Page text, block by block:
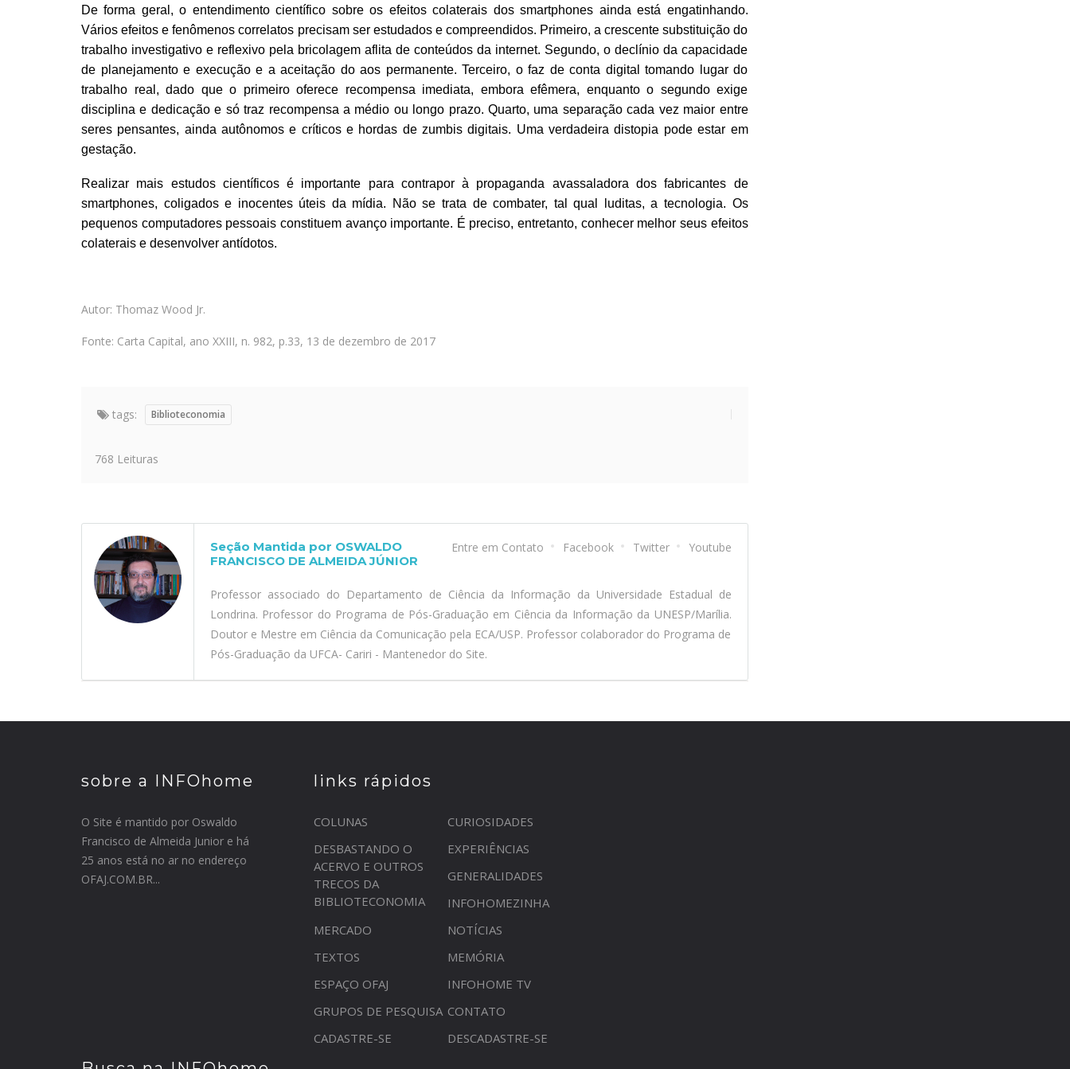
De forma geral, o entendimento científico sobre os efeitos colaterais dos smartphones ainda está engatinhando.
Vários efeitos e fenômenos correlatos precisam ser estudados e compreendidos. Primeiro, a crescente substituição do
trabalho investigativo e reflexivo pela bricolagem aflita de conteúdos da internet. Segundo, o declínio da capacidade
de planejamento e execução e a aceitação do aos permanente. Terceiro, o faz de conta digital tomando lugar do
trabalho real, dado que o primeiro oferece recompensa imediata, embora efêmera, enquanto o segundo exige
disciplina e dedicação e só traz recompensa a médio ou longo prazo. Quarto, uma separação cada vez maior entre
seres pensantes, ainda autônomos e críticos e hordas de zumbis digitais. Uma verdadeira distopia pode estar em
gestação.
Realizar mais estudos científicos é importante para contrapor à propaganda avassaladora dos fabricantes de
smartphones, coligados e inocentes úteis da mídia. Não se trata de combater, tal qual luditas, a tecnologia. Os
pequenos computadores pessoais constituem avanço importante. É preciso, entretanto, conhecer melhor seus efeitos
colaterais e desenvolver antídotos.
Autor: Thomaz Wood Jr.
Fonte: Carta Capital, ano XXIII, n. 982, p.33, 13 de dezembro de 2017
tags: Biblioteconomia
768 Leituras
Entre em Contato Facebook Twitter Youtube
Seção Mantida por OSWALDO
FRANCISCO DE ALMEIDA JÚNIOR
Professor associado do Departamento de Ciência da Informação da Universidade Estadual de
Londrina. Professor do Programa de Pós-Graduação em Ciência da Informação da UNESP/Marília.
Doutor e Mestre em Ciência da Comunicação pela ECA/USP. Professor colaborador do Programa de
Pós-Graduação da UFCA- Cariri - Mantenedor do Site.
sobre a INFOhome
O Site é mantido por Oswaldo
Francisco de Almeida Junior e há
25 anos está no ar no endereço
OFAJ.COM.BR...
links rápidos
COLUNAS
CURIOSIDADES
DESBASTANDO O
ACERVO E OUTROS
TRECOS DA
BIBLIOTECONOMIA
EXPERIÊNCIAS
GENERALIDADES
INFOHOMEZINHA
MERCADO
NOTÍCIAS
TEXTOS
MEMÓRIA
ESPAÇO OFAJ
INFOHOME TV
GRUPOS DE PESQUISA CONTATO
CADASTRE-SE
DESCADASTRE-SE